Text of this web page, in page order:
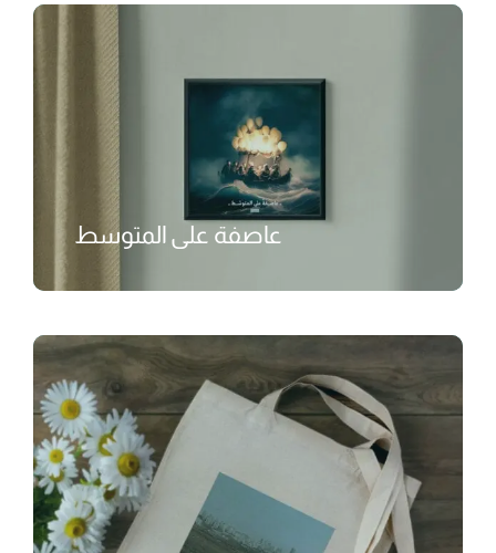
عاصفة على المتوسط
₺